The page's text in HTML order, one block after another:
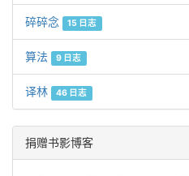
碎碎念 15 日志
算法 9 日志
译林 46 日志
捐赠书影博客